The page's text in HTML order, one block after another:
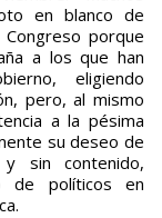
en blanco de
porque
a los que han
eligiendo
pero, al mismo
a la pésima
su deseo de
sin contenido,
de políticos en